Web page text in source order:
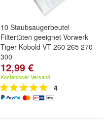
10 Staubsaugerbeutel
Filtertüten geeignet Vorwerk
Tiger Kobold VT 260 265 270
300
12,99 €
Kostenloser Versand
4